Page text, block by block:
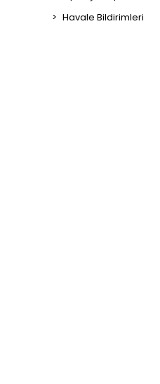
Havale Bildirimleri